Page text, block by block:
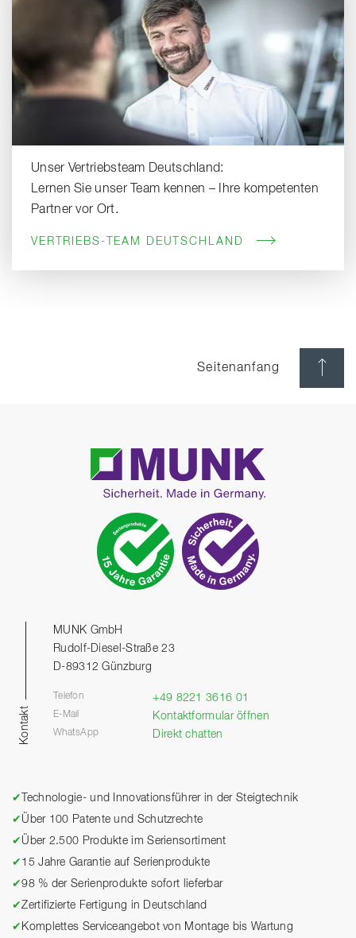
Unser Vertriebsteam Deutschland:
Lernen Sie unser Team kennen – Ihre kompetenten
Partner vor Ort.
VERTRIEBS-TEAM DEUTSCHLAND
Seitenanfang
Kontakt
MUNK GmbH
Rudolf-Diesel-Straße 23
D-89312 Günzburg
Telefon +49 8221 3616 01
E-Mail Kontaktformular öffnen
WhatsApp Direkt chatten
✔
Technologie- und Innovationsführer in der Steigtechnik
✔ Über 100 Patente und Schutzrechte
✔ Über 2.500 Produkte im Seriensortiment
✔ 15 Jahre Garantie auf Serienprodukte
✔98 % der Serienprodukte sofort lieferbar
✔Zertifizierte Fertigung in Deutschland
✔ Komplettes Serviceangebot von Montage bis Wartung